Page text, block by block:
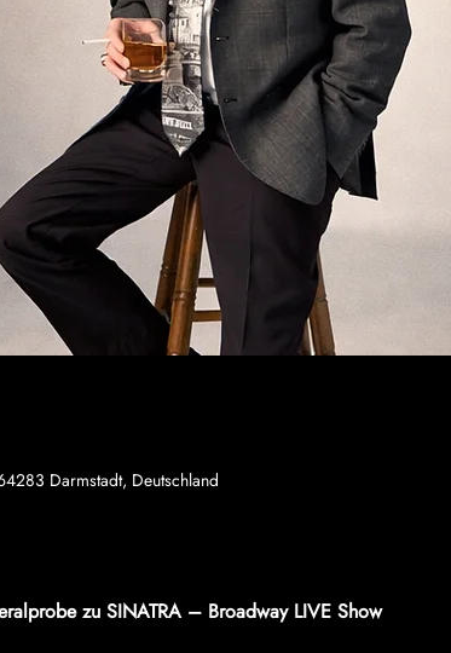
Darmstadt, Deutschland
zu SINATRA – Broadway LIVE Show